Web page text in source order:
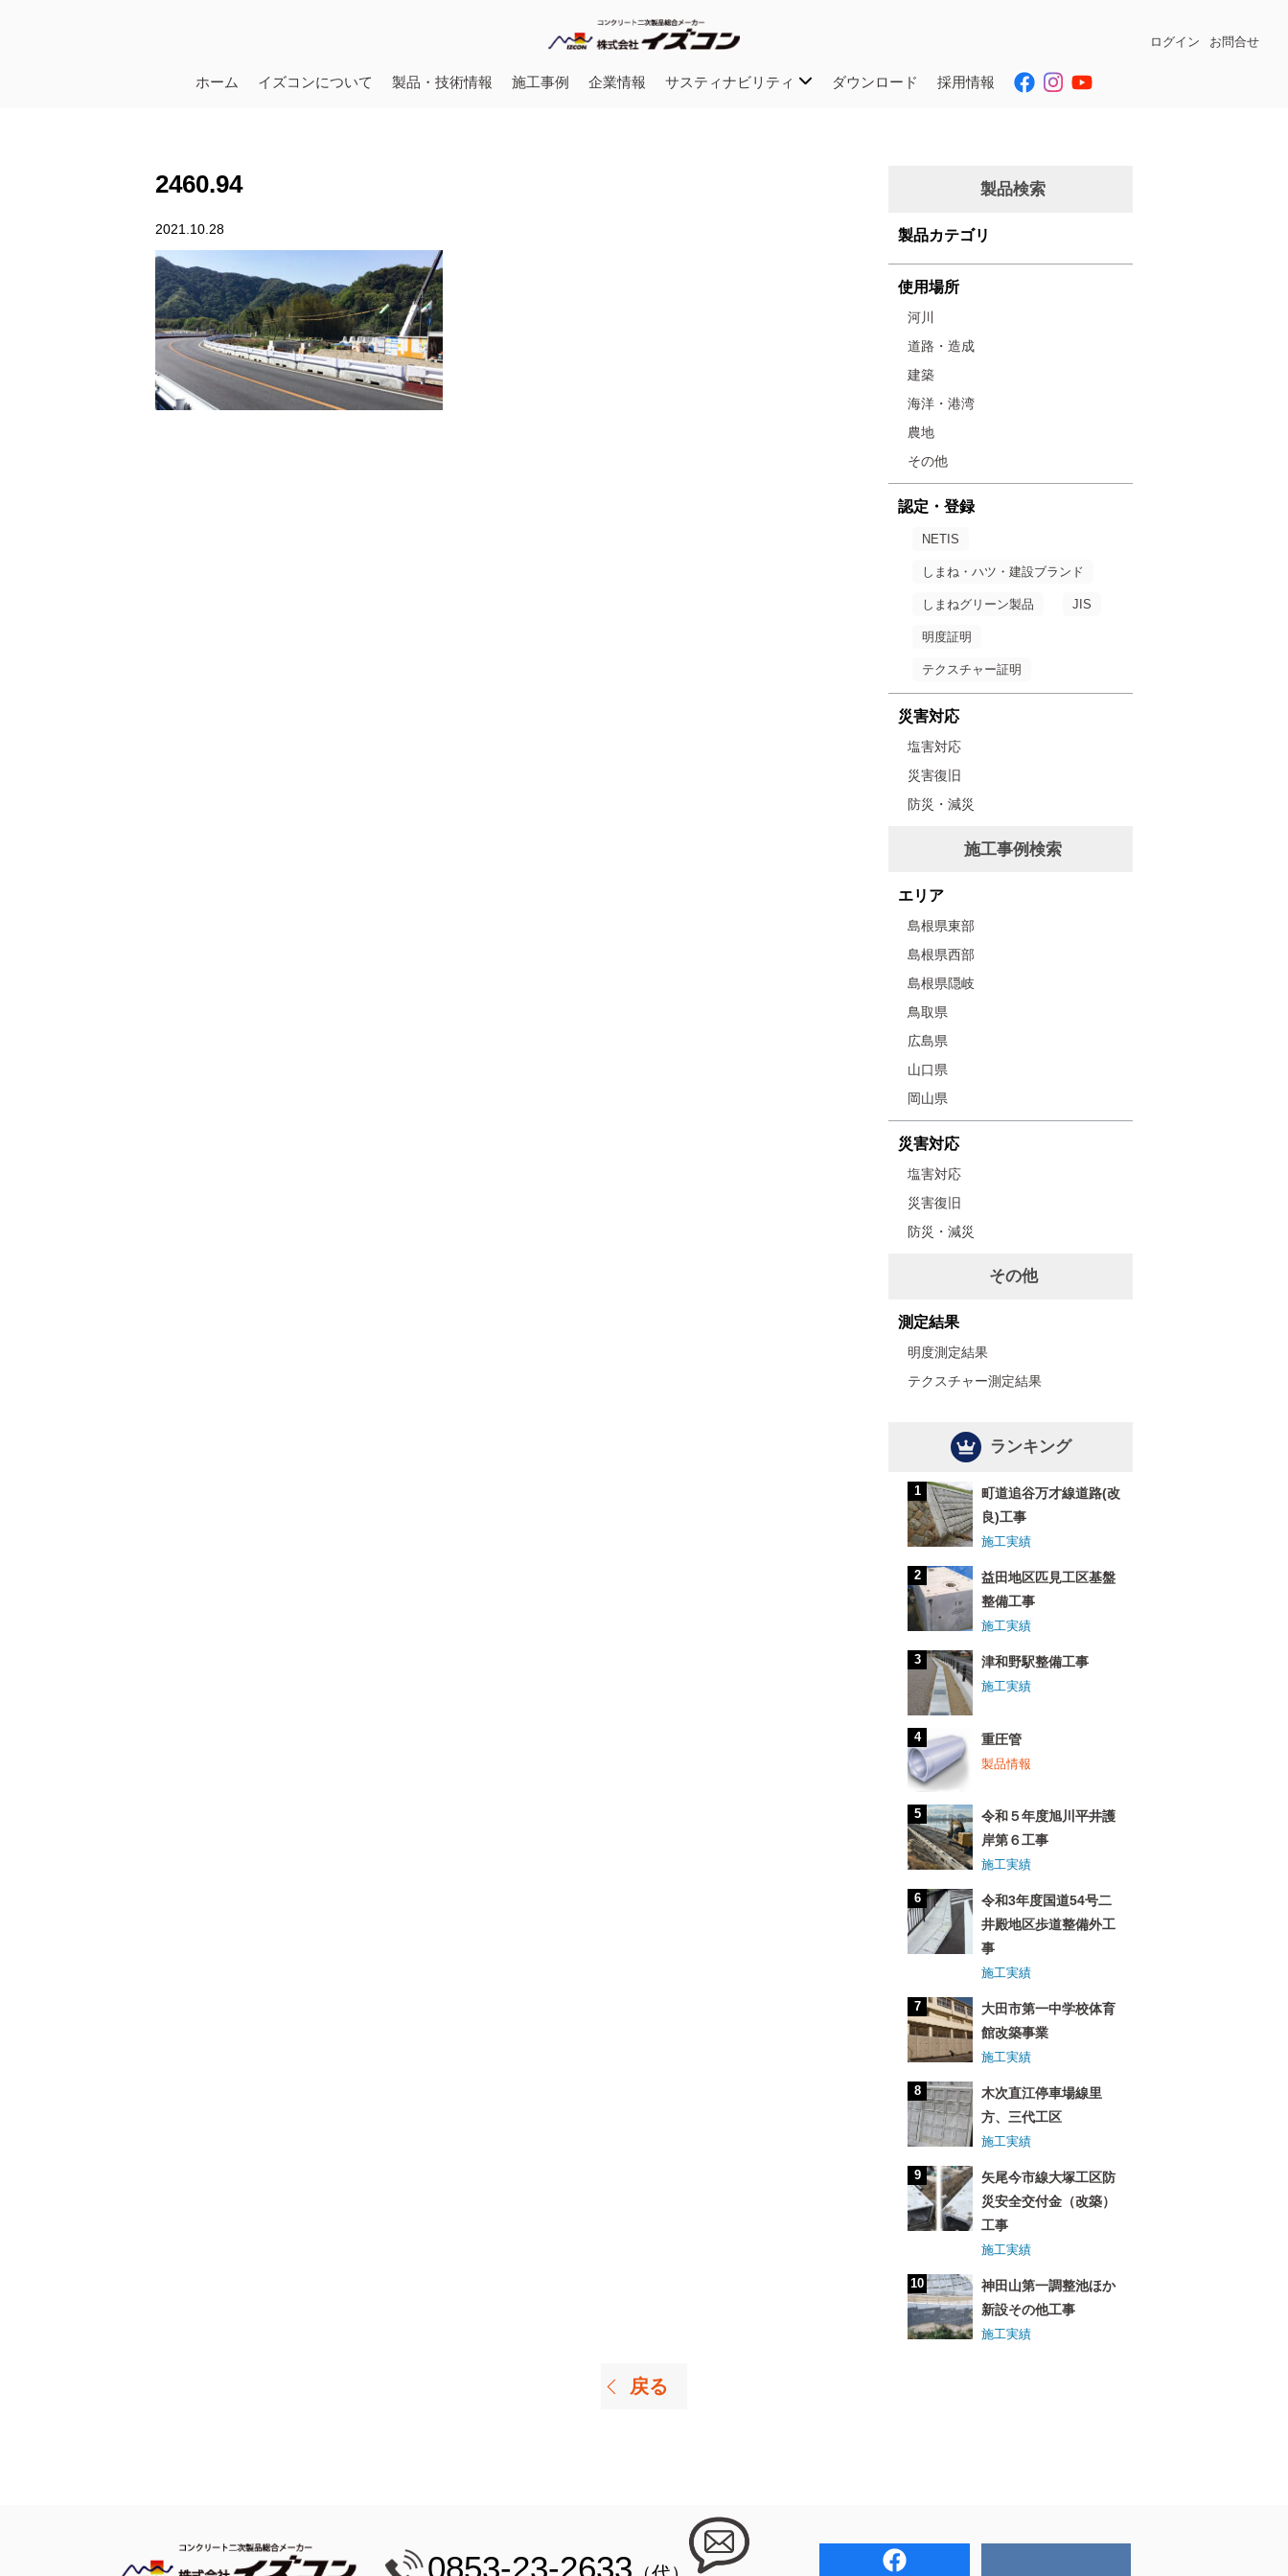
ログイン お問合せ
ホーム イズコンについて 製品・技術情報 施工事例 企業情報 サスティナビリティ ダウンロード 採用情報
2460.94
2021.10.28
製品検索
製品カテゴリ
使用場所
河川
道路・造成
建築
海洋・港湾
農地
その他
認定・登録
NETIS
しまね・ハツ・建設ブランド
しまねグリーン製品 JIS
明度証明
テクスチャー証明
災害対応
塩害対応
災害復旧
防災・減災
施工事例検索
エリア
島根県東部
島根県西部
島根県隠岐
鳥取県
広島県
山口県
岡山県
災害対応
塩害対応
災害復旧
防災・減災
その他
測定結果
明度測定結果
テクスチャー測定結果
ランキング
町道追谷万才線道路(改
良)工事
施工実績
益田地区匹見工区基盤
整備工事
施工実績
津和野駅整備工事
施工実績
重圧管
製品情報
令和５年度旭川平井護
岸第６工事
施工実績
令和3年度国道54号二
井殿地区歩道整備外工
事
施工実績
大田市第一中学校体育
館改築事業
施工実績
木次直江停車場線里
方、三代工区
施工実績
矢尾今市線大塚工区防
災安全交付金（改築）
工事
施工実績
神田山第一調整池ほか
新設その他工事
施工実績
戻る
0853-23-2633